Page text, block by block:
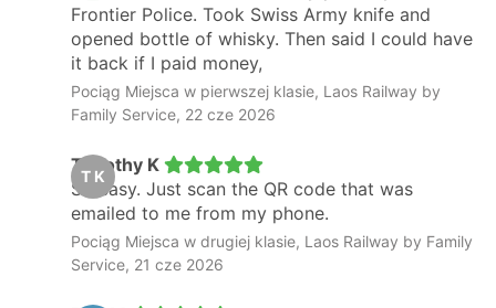
Frontier Police. Took Swiss Army knife and
opened bottle of whisky. Then said I could have
it back if I paid money,
Pociąg Miejsca w pierwszej klasie, Laos Railway by
Family Service, 22 cze 2026
T K
Timothy K
So easy. Just scan the QR code that was
emailed to me from my phone.
Pociąg Miejsca w drugiej klasie, Laos Railway by Family
Service, 21 cze 2026